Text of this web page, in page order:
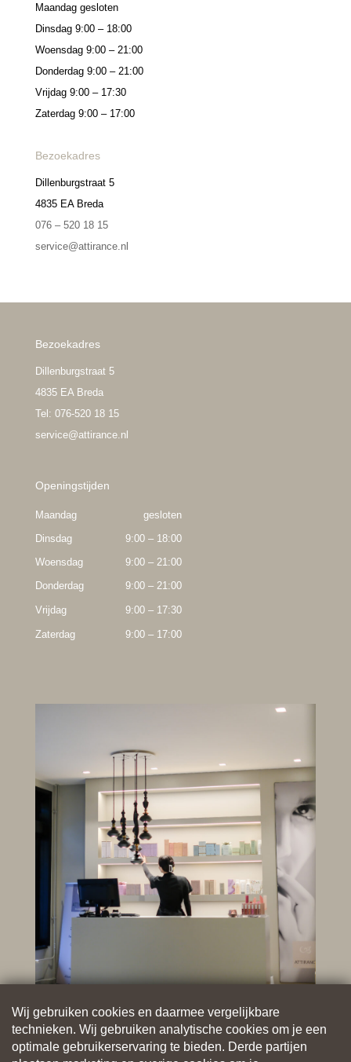
Maandag gesloten
Dinsdag 9:00 – 18:00
Woensdag 9:00 – 21:00
Donderdag 9:00 – 21:00
Vrijdag 9:00 – 17:30
Zaterdag 9:00 – 17:00
Bezoekadres
Dillenburgstraat 5
4835 EA Breda
076 – 520 18 15
service@attirance.nl
Bezoekadres
Dillenburgstraat 5
4835 EA Breda
Tel: 076-520 18 15
service@attirance.nl
Openingstijden
Maandag
gesloten
Dinsdag
9:00 – 18:00
Woensdag
9:00 – 21:00
Donderdag
9:00 – 21:00
Vrijdag 9:00 – 17:30
Zaterdag 9:00 – 17:00
Wij gebruiken cookies en daarmee vergelijkbare
technieken. Wij gebruiken analytische cookies om je een
optimale gebruikerservaring te bieden. Derde partijen